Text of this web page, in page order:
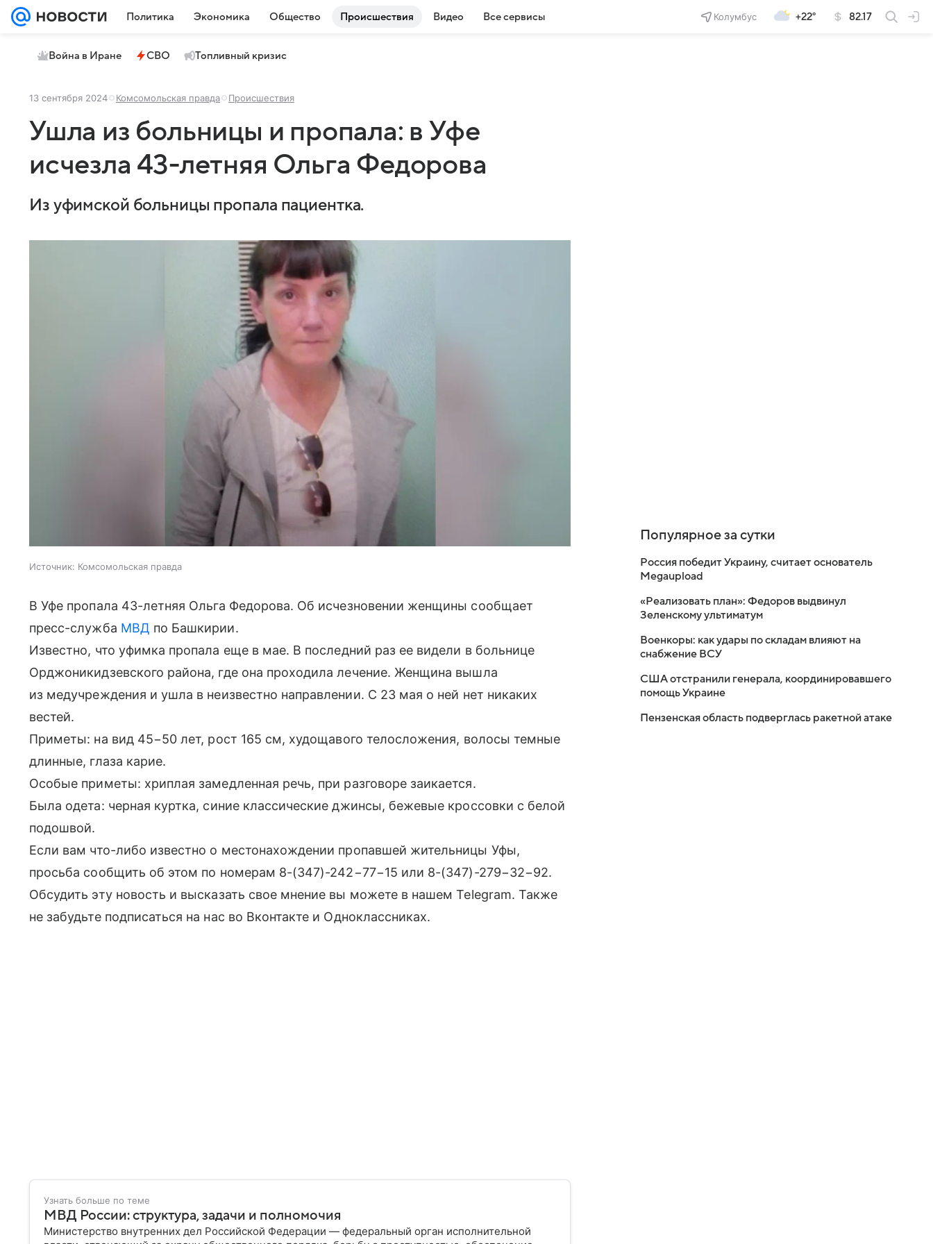
Политика Экономика Общество Происшествия Видео Все сервисы Колумбус +22° 82.17
Война в Иране СВО Топливный кризис
13 сентября 2024 Комсомольская правда Происшествия
Ушла из больницы и пропала: в Уфе
исчезла 43-летняя Ольга Федорова
Из уфимской больницы пропала пациентка.
Источник: Комсомольская правда
В Уфе пропала 43-летняя Ольга Федорова. Об исчезновении женщины сообщает
пресс-служба МВД по Башкирии.
Известно, что уфимка пропала еще в мае. В последний раз ее видели в больнице
Орджоникидзевского района, где она проходила лечение. Женщина вышла
из медучреждения и ушла в неизвестно направлении. С 23 мая о ней нет никаких
вестей.
Приметы: на вид 45−50 лет, рост 165 см, худощавого телосложения, волосы темные
длинные, глаза карие.
Особые приметы: хриплая замедленная речь, при разговоре заикается.
Была одета: черная куртка, синие классические джинсы, бежевые кроссовки с белой
подошвой.
Если вам что-либо известно о местонахождении пропавшей жительницы Уфы,
просьба сообщить об этом по номерам 8-(347)-242−77−15 или 8-(347)-279−32−92.
Обсудить эту новость и высказать свое мнение вы можете в нашем Telegram. Также
не забудьте подписаться на нас во Вконтакте и Одноклассниках.
Узнать больше по теме
МВД России: структура, задачи и полномочия
Министерство внутренних дел Российской Федерации — федеральный орган исполнительной
Популярное за сутки
Россия победит Украину, считает основатель
Megaupload
«Реализовать план»: Федоров выдвинул
Зеленскому ультиматум
Военкоры: как удары по складам влияют на
снабжение ВСУ
США отстранили генерала, координировавшего
помощь Украине
Пензенская область подверглась ракетной атаке